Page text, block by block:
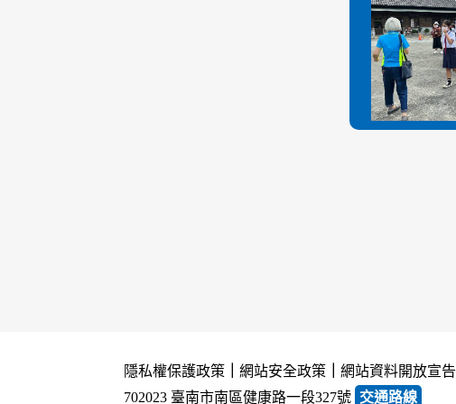
隱私權保護政策 網站安全政策
網站資料開放宣告
702023 臺南市南區健康路一段327號 交通路線